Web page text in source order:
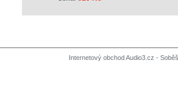
Internetový obchod Audio3.cz -